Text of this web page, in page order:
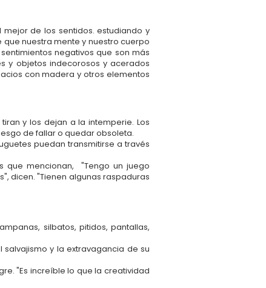
de los sentidos. estudiando y
nuestra mente y nuestro cuerpo
negativos que son más
y objetos indecorosos y acerados
con madera y otros elementos
y los dejan a la intemperie. Los
de fallar o quedar obsoleta.
puedan transmitirse a través
que mencionan, "Tengo un juego
dicen. "Tienen algunas raspaduras
silbatos, pitidos, pantallas,
y la extravagancia de su
"Es increíble lo que la creatividad